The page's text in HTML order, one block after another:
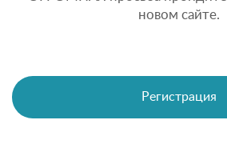
новом сайте.
Регистрация